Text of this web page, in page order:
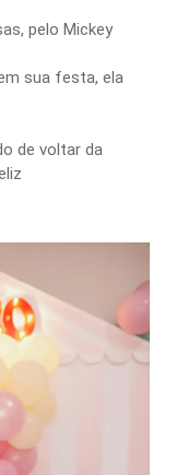
pelo Mickey
sua festa, ela
de voltar da